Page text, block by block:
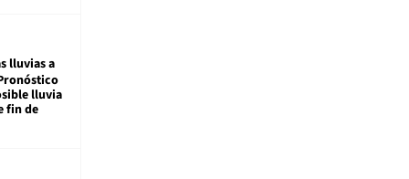
lluvias a
lluvia
fin de